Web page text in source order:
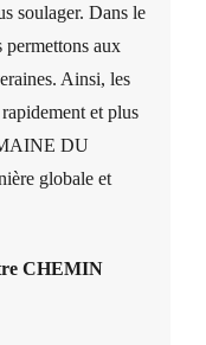
soulager. Dans le
permettons aux
Ainsi, les
et plus
DU
globale et
CHEMIN